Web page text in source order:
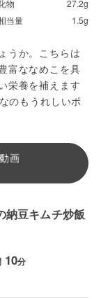
物
27.2g
当量 1.5g
うか。こちらは
富ななめこを具
栄養を補えます
のもうれしいポ
画
納豆キムチ炒飯
10分